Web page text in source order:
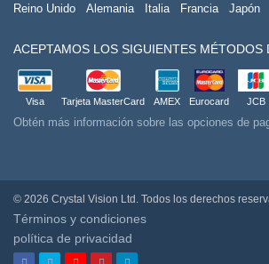
Reino Unido Alemania Italia Francia Japón
ACEPTAMOS LOS SIGUIENTES MÉTODOS
Visa Tarjeta MasterCard AMEX Eurocard JCB
Obtén más información sobre las opciones de
© 2026 Crystal Vision Ltd. Todos los derechos
Términos y condiciones
política de privacidad